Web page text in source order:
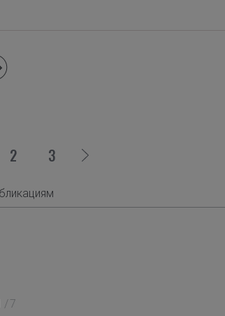
/7
2 3